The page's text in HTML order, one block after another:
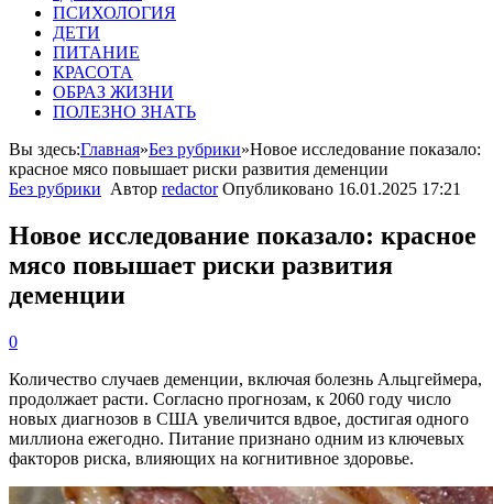
ПСИХОЛОГИЯ
ДЕТИ
ПИТАНИЕ
КРАСОТА
ОБРАЗ ЖИЗНИ
ПОЛЕЗНО ЗНАТЬ
Вы здесь:Главная»Без рубрики»Новое исследование показало:
красное мясо повышает риски развития деменции
Без рубрики Автор redactor Опубликовано 16.01.2025 17:21
Новое исследование показало: красное
мясо повышает риски развития
деменции
0
Количество случаев деменции, включая болезнь Альцгеймера,
продолжает расти. Согласно прогнозам, к 2060 году число
новых диагнозов в США увеличится вдвое, достигая одного
миллиона ежегодно. Питание признано одним из ключевых
факторов риска, влияющих на когнитивное здоровье.